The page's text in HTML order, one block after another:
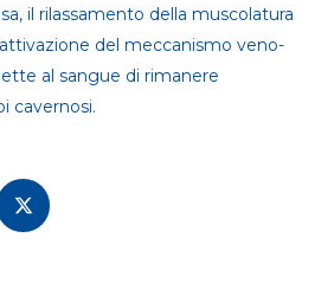
il rilassamento della muscolatura
del meccanismo veno-
al sangue di rimanere
cavernosi.